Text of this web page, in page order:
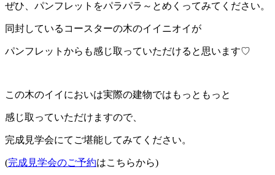
ぜひ、パンフレットをパラパラ～とめくってみてください。
同封しているコースターの木のイイニオイが
パンフレットからも感じ取っていただけると思います♡
この木のイイにおいは実際の建物ではもっともっと
感じ取っていただけますので、
完成見学会にてご堪能してみてください。
(完成見学会のご予約はこちらから)